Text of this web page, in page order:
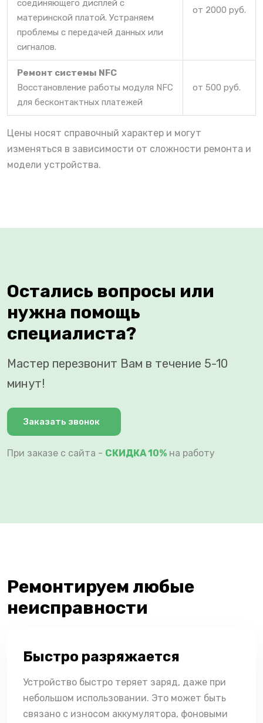
соединяющего дисплей с
материнской платой. Устраняем
проблемы с передачей данных или
сигналов.
от 2000 руб.
Ремонт системы NFC
Восстановление работы модуля NFC
для бесконтактных платежей
от 500 руб.
Цены носят справочный характер и могут
изменяться в зависимости от сложности ремонта и
модели устройства.
Остались вопросы или
нужна помощь
специалиста?
Мастер перезвонит Вам в течение 5-10
минут!
Заказать звонок
При заказе с сайта - СКИДКА 10% на работу
Ремонтируем любые
неисправности
Быстро разряжается
Устройство быстро теряет заряд, даже при
небольшом использовании. Это может быть
связано с износом аккумулятора, фоновыми